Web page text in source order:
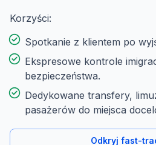
Korzyści:
Spotkanie z klientem po
Ekspresowe kontrole
bezpieczeństwa.
Dedykowane transfery,
pasażerów do miejsca
Odkryj fast-